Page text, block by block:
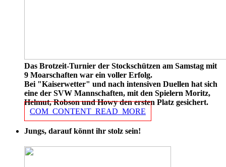
Das Brotzeit-Turnier der Stockschützen am Samstag mit
9 Moarschaften war ein voller Erfolg.
Bei "Kaiserwetter" und nach intensiven Duellen hat sich
eine der SVW Mannschaften, mit den Spielern Moritz,
Helmut, Robson und Howy den ersten Platz gesichert.
COM_CONTENT_READ_MORE
Jungs, darauf könnt ihr stolz sein!